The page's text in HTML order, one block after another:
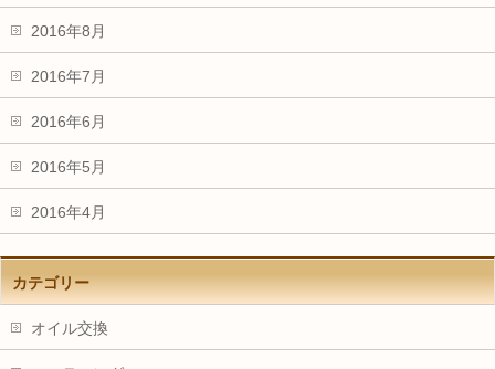
2016年8月
2016年7月
2016年6月
2016年5月
2016年4月
カテゴリー
オイル交換